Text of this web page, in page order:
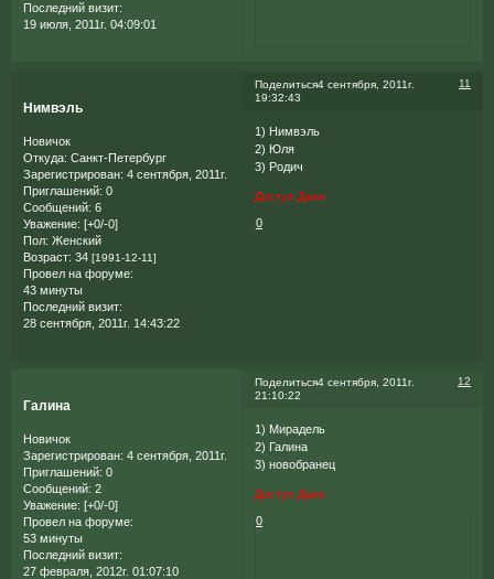
Последний визит:
19 июля, 2011г. 04:09:01
Поделиться 11
4 сентября, 2011г.
19:32:43
Нимвэль
Новичок
Откуда: Санкт-Петербург
Зарегистрирован: 4 сентября, 2011г.
Приглашений: 0
Сообщений: 6
Уважение: [+0/-0]
Пол: Женский
Возраст: 34 [1991-12-11]
Провел на форуме:
43 минуты
Последний визит:
28 сентября, 2011г. 14:43:22
1) Нимвэль
2) Юля
3) Родич
Доступ Данн
0
Поделиться 12
4 сентября, 2011г.
21:10:22
Галина
Новичок
Зарегистрирован: 4 сентября, 2011г.
Приглашений: 0
Сообщений: 2
Уважение: [+0/-0]
Провел на форуме:
53 минуты
Последний визит:
27 февраля, 2012г. 01:07:10
1) Мирадель
2) Галина
3) новобранец
Доступ Данн
0